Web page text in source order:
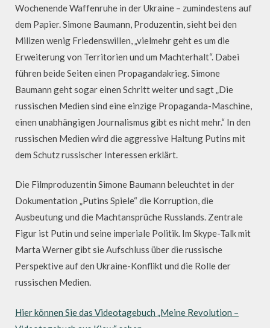
Wochenende Waffenruhe in der Ukraine – zumindestens auf
dem Papier. Simone Baumann, Produzentin, sieht bei den
Milizen wenig Friedenswillen, „vielmehr geht es um die
Erweiterung von Territorien und um Machterhalt“. Dabei
führen beide Seiten einen Propagandakrieg. Simone
Baumann geht sogar einen Schritt weiter und sagt „Die
russischen Medien sind eine einzige Propaganda-Maschine,
einen unabhängigen Journalismus gibt es nicht mehr.“ In den
russischen Medien wird die aggressive Haltung Putins mit
dem Schutz russischer Interessen erklärt.
Die Filmproduzentin Simone Baumann beleuchtet in der
Dokumentation „Putins Spiele“ die Korruption, die
Ausbeutung und die Machtansprüche Russlands. Zentrale
Figur ist Putin und seine imperiale Politik. Im Skype-Talk mit
Marta Werner gibt sie Aufschluss über die russische
Perspektive auf den Ukraine-Konflikt und die Rolle der
russischen Medien.
Hier können Sie das Videotagebuch „Meine Revolution –